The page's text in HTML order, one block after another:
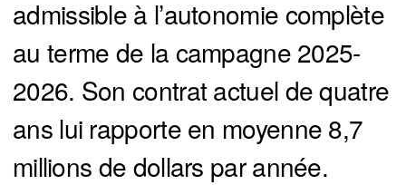
admissible à l’autonomie complète
au terme de la campagne 2025-
2026. Son contrat actuel de quatre
ans lui rapporte en moyenne 8,7
millions de dollars par année.